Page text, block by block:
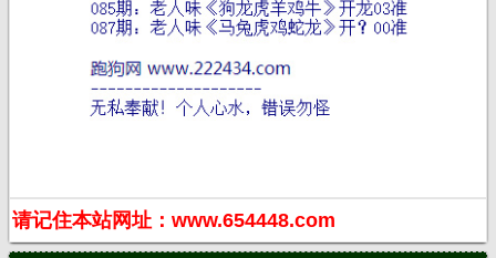
请记住本站网址：www.654448.com